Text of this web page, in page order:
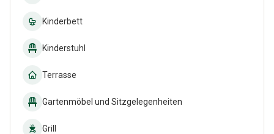
Kinderbett
Kinderstuhl
Terrasse
Gartenmöbel und Sitzgelegenheiten
Grill